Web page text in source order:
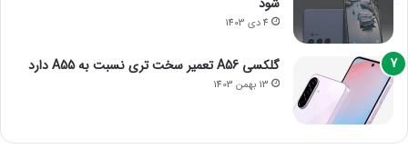
4 دی 1403
گلکسی A56 تعمیر سخت تری نسبت به A55 دارد
13 بهمن 1403